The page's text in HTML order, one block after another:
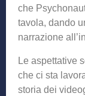
che
tavola, dando
narrazione
Le aspettative
che ci sta
storia dei